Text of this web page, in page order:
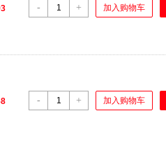
- + 加入购物车
- + 加入购物车